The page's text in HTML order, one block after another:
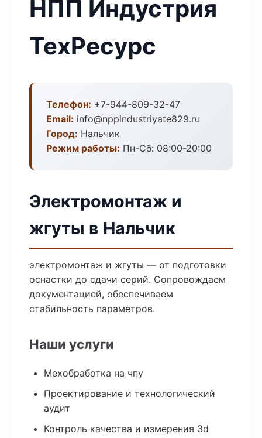
НПП Индустрия
ТехРесурс
Телефон: +7-944-809-32-47
Email: info@nppindustriyate829.ru
Город: Нальчик
Режим работы: Пн-Сб: 08:00-20:00
Электромонтаж и
жгуты в Нальчик
электромонтаж и жгуты — от подготовки
оснастки до сдачи серий. Сопровождаем
документацией, обеспечиваем
стабильность параметров.
Наши услуги
Мехобработка на чпу
Проектирование и технологический
аудит
Контроль качества и измерения 3d